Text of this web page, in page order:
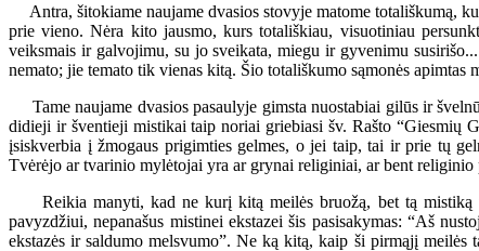
Antra, šitokiame naujame dvasios stovyje matome totališkumą,
prie vieno. Nėra kito jausmo, kurs totališkiau, visuotiniau
veiksmais ir galvojimu, su jo sveikata, miegu ir gyvenimu
nemato; jie temato tik vienas kitą. Šio totališkumo sąmonės
Tame naujame dvasios pasaulyje gimsta nuostabiai gilūs ir
didieji ir šventieji mistikai taip noriai griebiasi šv. Rašto “Giesmių
įsiskverbia į žmogaus prigimties gelmes, o jei taip, tai ir prie tų
Tvėrėjo ar tvarinio mylėtojai yra ar grynai religiniai, ar bent religinio
Reikia manyti, kad ne kurį kitą meilės bruožą, bet tą mistiką
pavyzdžiui, nepanašus mistinei ekstazei šis pasisakymas: “Aš
ekstazės ir saldumo melsvumo”. Ne ką kitą, kaip ši pirmąjį